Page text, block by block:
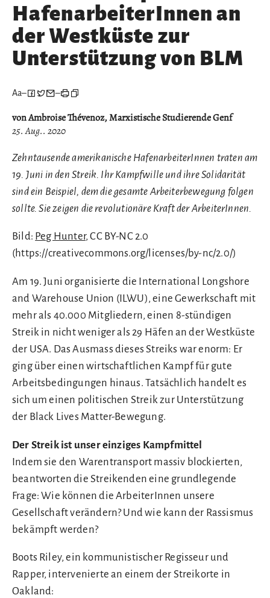
HafenarbeiterInnen an
der Westküste zur
Unterstützung von BLM
Aa– –
von Ambroise Thévenoz, Marxistische Studierende Genf
25. Aug.. 2020
Zehntausende amerikanische HafenarbeiterInnen traten am
19. Juni in den Streik. Ihr Kampfwille und ihre Solidarität
sind ein Beispiel, dem die gesamte Arbeiterbewegung folgen
sollte. Sie zeigen die revolutionäre Kraft der ArbeiterInnen.
Bild: Peg Hunter, CC BY-NC 2.0
(https://creativecommons.org/licenses/by-nc/2.0/)
Am 19. Juni organisierte die International Longshore
and Warehouse Union (ILWU), eine Gewerkschaft mit
mehr als 40.000 Mitgliedern, einen 8-stündigen
Streik in nicht weniger als 29 Häfen an der Westküste
der USA. Das Ausmass dieses Streiks war enorm: Er
ging über einen wirtschaftlichen Kampf für gute
Arbeitsbedingungen hinaus. Tatsächlich handelt es
sich um einen politischen Streik zur Unterstützung
der Black Lives Matter-Bewegung.
Der Streik ist unser einziges Kampfmittel
Indem sie den Warentransport massiv blockierten,
beantworten die Streikenden eine grundlegende
Frage: Wie können die ArbeiterInnen unsere
Gesellschaft verändern? Und wie kann der Rassismus
bekämpft werden?
Boots Riley, ein kommunistischer Regisseur und
Rapper, intervenierte an einem der Streikorte in
Oakland: